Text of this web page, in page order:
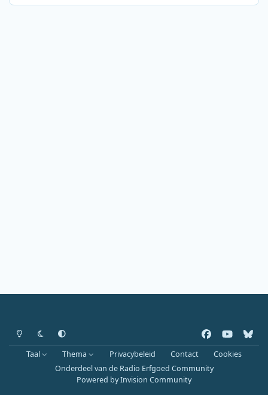
Heldere modus
Donkere modus
Systeemvoorkeur
a
c
e
o
u
b
l
u
Taal Thema Privacybeleid Contact
Cookies
Onderdeel van de Radio Erfgoed Community
Powered byInvision Community